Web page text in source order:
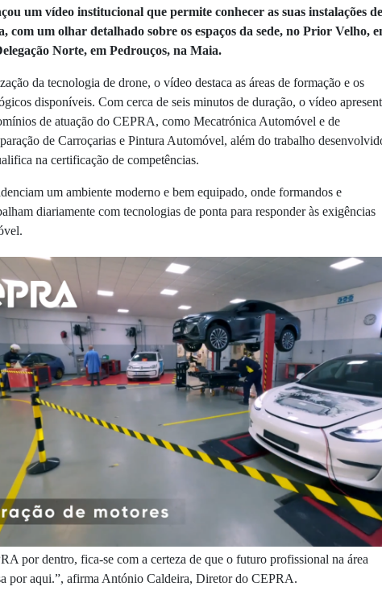
um vídeo institucional que permite conhecer as suas instalações de
com um olhar detalhado sobre os espaços da sede, no Prior Velho,
Norte, em Pedrouços, na Maia.
da tecnologia de drone, o vídeo destaca as áreas de formação e os
disponíveis. Com cerca de seis minutos de duração, o vídeo
de atuação do CEPRA, como Mecatrónica Automóvel e de
de Carroçarias e Pintura Automóvel, além do trabalho
na certificação de competências.
um ambiente moderno e bem equipado, onde formandos e
diariamente com tecnologias de ponta para responder às exigências
por dentro, fica-se com a certeza de que o futuro profissional na área
por aqui.”, afirma António Caldeira, Diretor do CEPRA.